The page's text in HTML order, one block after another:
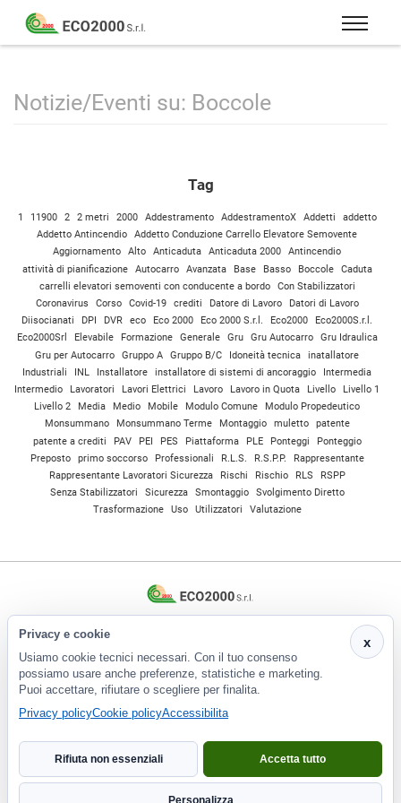
Eco
2000
Formazione
consulenza
D.Lgs
81/08
Notizie/Eventi su: Boccole
Tag
1 11900 2 2 metri 2000 Addestramento AddestramentoX Addetti
addetto
Addetto Antincendio
Addetto Conduzione Carrello Elevatore Semovente
Aggiornamento
Alto Anticaduta Anticaduta 2000
Antincendio
attività di pianificazione
Autocarro Avanzata Base Basso Boccole
Caduta
carrelli elevatori semoventi con conducente a bordo
Con Stabilizzatori
Coronavirus
Corso Covid-19 crediti Datore di Lavoro
Datori di Lavoro
Diisocianati
DPI DVR eco Eco 2000 Eco 2000 S.r.l. Eco2000
Eco2000S.r.l.
Eco2000Srl
Elevabile Formazione Generale Gru Gru Autocarro
Gru Idraulica
Gru per Autocarro
Gruppo A Gruppo B/C Idoneità tecnica
inatallatore
Industriali
INL Installatore installatore di sistemi di ancoraggio
Intermedia
Intermedio
Lavoratori Lavori Elettrici Lavoro Lavoro in Quota Livello
Livello 1
Livello 2
Media Medio Mobile Modulo Comune
Modulo Propedeutico
Monsummano
Monsummano Terme Montaggio muletto
patente
patente a crediti
PAV PEI PES Piattaforma PLE Ponteggi
Ponteggio
Preposto
primo soccorso Professionali R.L.S. R.S.P.P.
Rappresentante
Rappresentante Lavoratori Sicurezza
Rischi Rischio RLS
RSPP
Senza Stabilizzatori
Sicurezza Smontaggio
Svolgimento Diretto
Trasformazione
Uso Utilizzatori Valutazione
info@eco2000srl.it
Informativa privacy
x
Privacy e cookie
Usiamo cookie tecnici necessari. Con il tuo consenso
possiamo usare anche preferenze, statistiche e marketing.
Puoi accettare, rifiutare o scegliere per finalita.
Privacy policyCookie policyAccessibilita
Rifiuta non essenziali
Personalizza
Accetta tutto